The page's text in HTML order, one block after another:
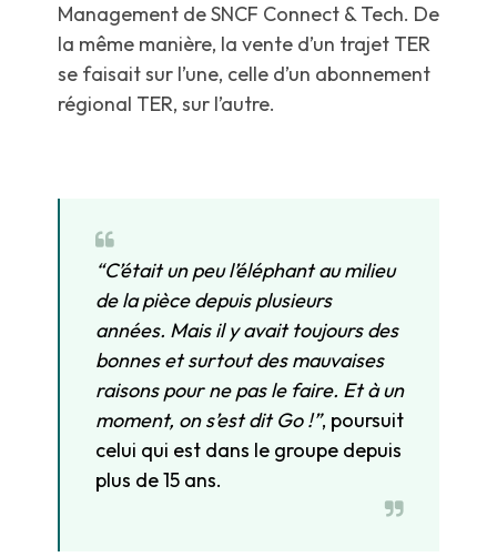
Management de SNCF Connect & Tech. De
la même manière, la vente d’un trajet TER
se faisait sur l’une, celle d’un abonnement
régional TER, sur l’autre.
“C’était un peu l’éléphant au milieu
de la pièce depuis plusieurs
années. Mais il y avait toujours des
bonnes et surtout des mauvaises
raisons pour ne pas le faire. Et à un
moment, on s’est dit Go !”, poursuit
celui qui est dans le groupe depuis
plus de 15 ans.